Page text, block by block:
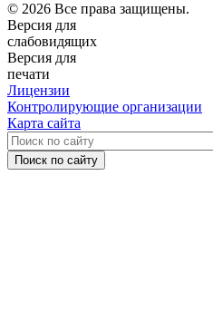
© 2026 Все права защищены.
Версия для
слабовидящих
Версия для
печати
Лицензии
Контролирующие организации
Карта сайта
Поиск по сайту